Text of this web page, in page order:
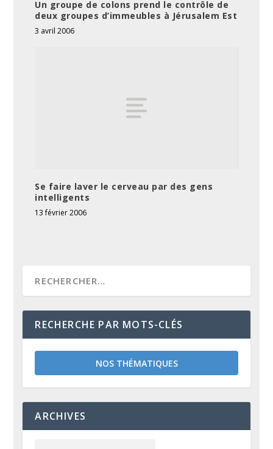
Un groupe de colons prend le contrôle de
deux groupes d’immeubles à Jérusalem Est
3 avril 2006
Se faire laver le cerveau par des gens
intelligents
13 février 2006
RECHERCHE PAR MOTS-CLÉS
NOS THÉMATIQUES
ARCHIVES